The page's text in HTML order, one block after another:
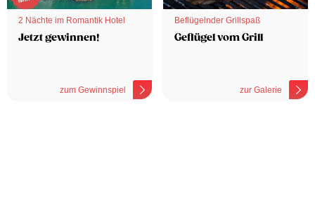
2 Nächte im Romantik Hotel
Jetzt gewinnen!
zum Gewinnspiel
Beflügelnder Grillspaß
Geflügel vom Grill
zur Galerie